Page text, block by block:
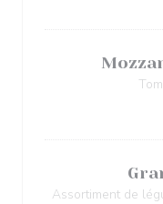
Assortiment de